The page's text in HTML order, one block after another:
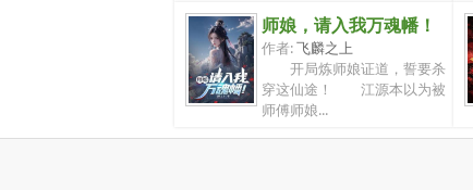
师娘，请入我万魂幡！
作者:飞麟之上
开局炼师娘证道，誓要杀
穿这仙途！ 江源本以为被
师傅师娘...